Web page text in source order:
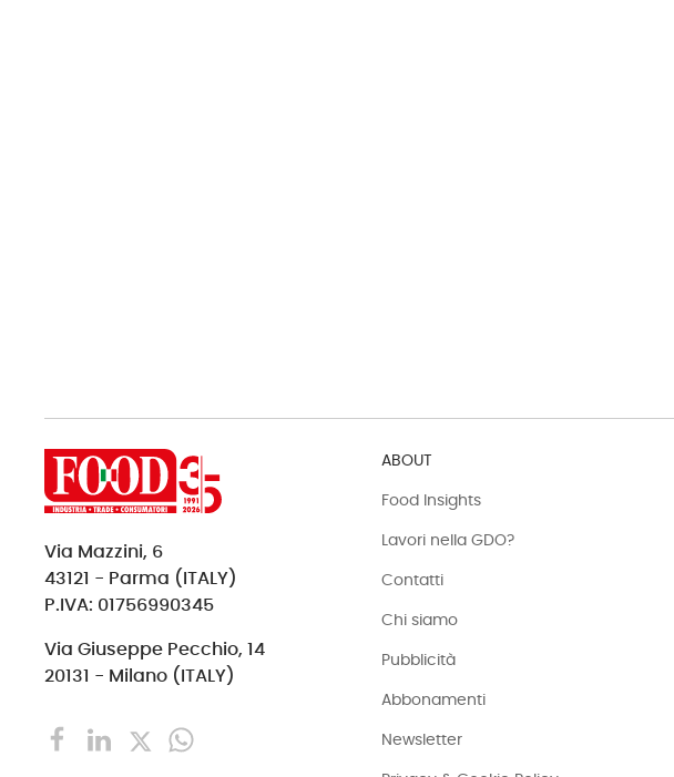
Via Mazzini, 6
43121 - Parma (ITALY)
P.IVA: 01756990345
Via Giuseppe Pecchio, 14
20131 - Milano (ITALY)
ABOUT
Food Insights
Lavori nella GDO?
Contatti
Chi siamo
Pubblicità
Abbonamenti
Newsletter